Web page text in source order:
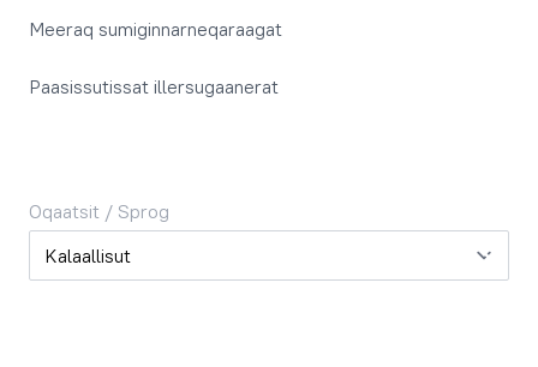
Meeraq sumiginnarneqaraagat
Paasissutissat illersugaanerat
Oqaatsit / Sprog
Oqaatsit / Sprog